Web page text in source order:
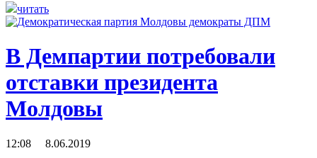
читать
В Демпартии потребовали
отставки президента
Молдовы
12:08 8.06.2019